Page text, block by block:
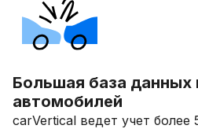
Большая база
автомобилей
carVertical ведет учет